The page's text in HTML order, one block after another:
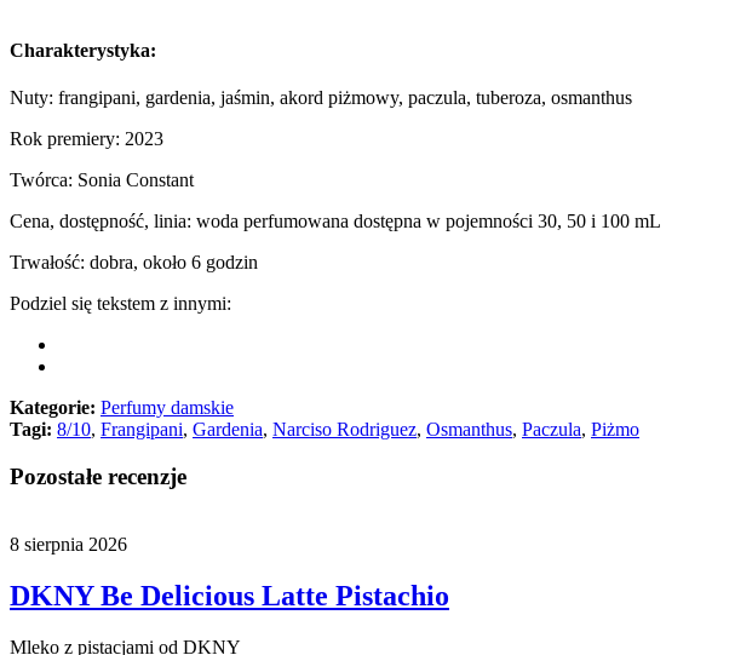
Charakterystyka:
Nuty: frangipani, gardenia, jaśmin, akord piżmowy, paczula, tuberoza, osmanthus
Rok premiery: 2023
Twórca: Sonia Constant
Cena, dostępność, linia: woda perfumowana dostępna w pojemności 30, 50 i 100 mL
Trwałość: dobra, około 6 godzin
Podziel się tekstem z innymi:
Kategorie: Perfumy damskie
Tagi: 8/10, Frangipani, Gardenia, Narciso Rodriguez, Osmanthus, Paczula, Piżmo
Pozostałe recenzje
8 sierpnia 2026
DKNY Be Delicious Latte Pistachio
Mleko z pistacjami od DKNY